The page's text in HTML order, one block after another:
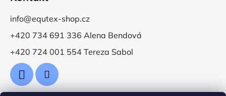
info@equtex-shop.cz
+420 734 691 336 Alena Bendová
+420 724 001 554 Tereza Sabol